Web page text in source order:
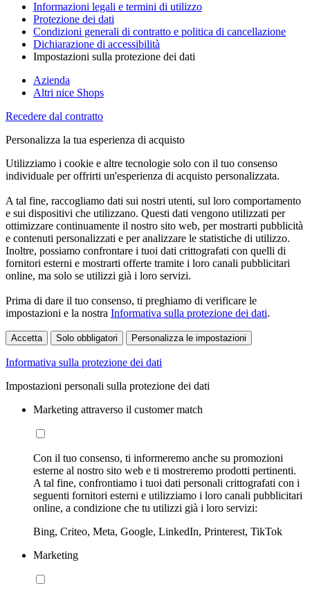
Informazioni legali e termini di utilizzo
Protezione dei dati
Condizioni generali di contratto e politica di cancellazione
Dichiarazione di accessibilità
Impostazioni sulla protezione dei dati
Azienda
Altri nice Shops
Recedere dal contratto
Personalizza la tua esperienza di acquisto
Utilizziamo i cookie e altre tecnologie solo con il tuo consenso
individuale per offrirti un'esperienza di acquisto personalizzata.
A tal fine, raccogliamo dati sui nostri utenti, sul loro comportamento
e sui dispositivi che utilizzano. Questi dati vengono utilizzati per
ottimizzare continuamente il nostro sito web, per mostrarti pubblicità
e contenuti personalizzati e per analizzare le statistiche di utilizzo.
Inoltre, possiamo confrontare i tuoi dati crittografati con quelli di
fornitori esterni e mostrarti offerte tramite i loro canali pubblicitari
online, ma solo se utilizzi già i loro servizi.
Prima di dare il tuo consenso, ti preghiamo di verificare le
impostazioni e la nostra Informativa sulla protezione dei dati.
Accetta Solo obbligatori Personalizza le impostazioni
Informativa sulla protezione dei dati
Impostazioni personali sulla protezione dei dati
Marketing attraverso il customer match
Con il tuo consenso, ti informeremo anche su promozioni
esterne al nostro sito web e ti mostreremo prodotti pertinenti.
A tal fine, confrontiamo i tuoi dati personali crittografati con i
seguenti fornitori esterni e utilizziamo i loro canali pubblicitari
online, a condizione che tu utilizzi già i loro servizi:
Bing, Criteo, Meta, Google, LinkedIn, Printerest, TikTok
Marketing